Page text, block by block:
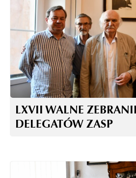
LXVII WALNE
DELEGATÓW ZASP